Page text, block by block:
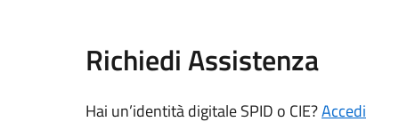
Richiedi Assistenza
Hai un’identità digitale SPID o CIE?Accedi